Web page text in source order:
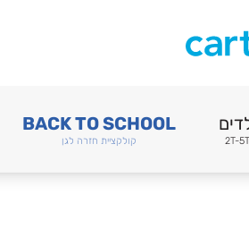
2T-5T
BACK TO SCHOOL
קולקציית חזרה לגן